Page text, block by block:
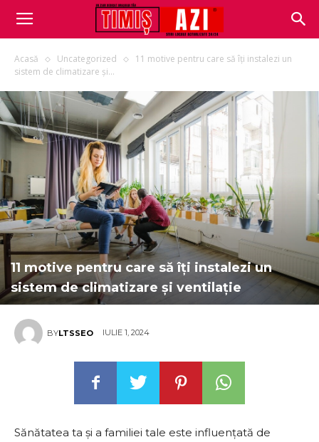
Acasă Uncategorized
11 motive pentru care să îți instalezi un
sistem de climatizare și...
11 motive pentru care să îți instalezi un
sistem de climatizare și ventilație
BYLTSSEO IULIE 1, 2024
Sănătatea ta și a familiei tale este influențată de